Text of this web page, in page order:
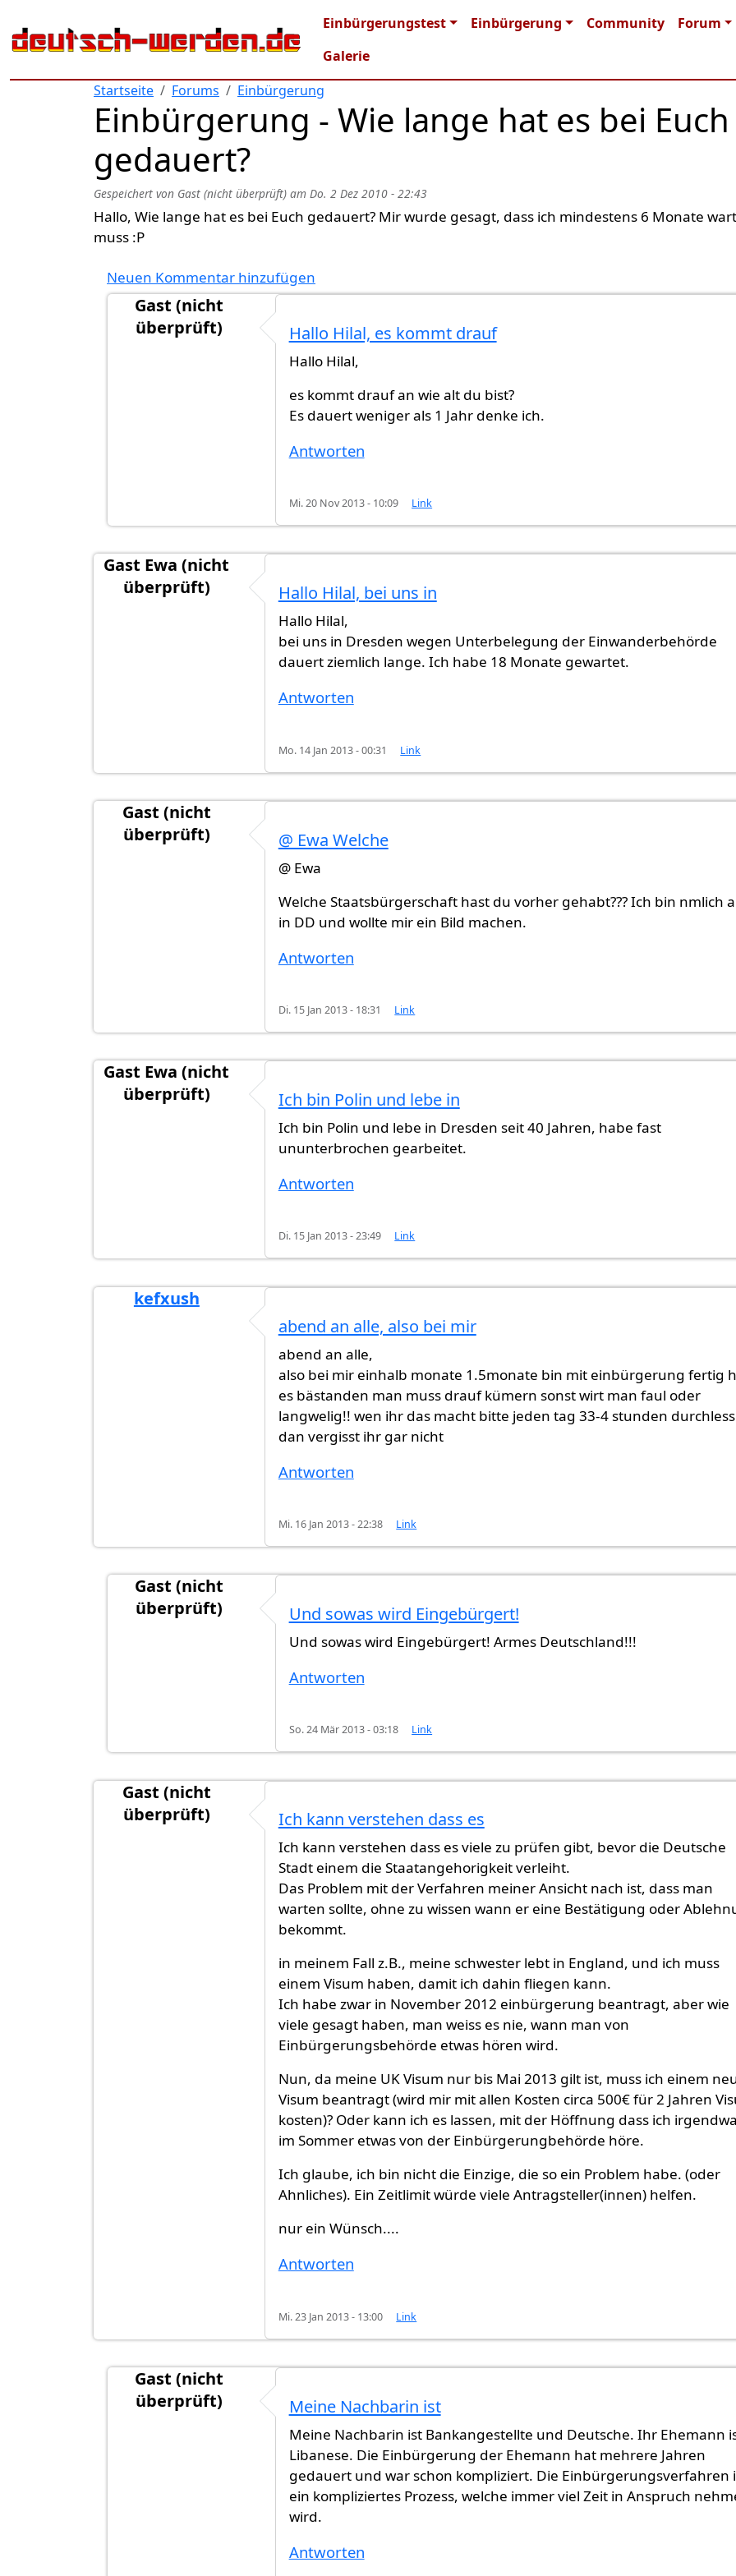
Main navigation
Einbürgerungstest Einbürgerung Community Forum
Galerie
Startseite
Forums Einbürgerung
Einbürgerung - Wie lange hat es bei Euch
gedauert?
Gespeichert von Gast (nicht überprüft) am Do. 2 Dez 2010 - 22:43
Hallo, Wie lange hat es bei Euch gedauert? Mir wurde gesagt, dass ich mindestens 6 Monate
muss :P
Neuen Kommentar hinzufügen
Gast (nicht
überprüft)
Hallo, werde demnaechst denvonGast (nicht überprüft)
Hallo Hilal, es kommt drauf
Hallo Hilal,
es kommt drauf an wie alt du bist?
Es dauert weniger als 1 Jahr denke ich.
Antworten
Mi. 20 Nov 2013 - 10:09 Link
Gast Ewa (nicht
überprüft)
Hallo Hilal, bei uns in
Hallo Hilal,
bei uns in Dresden wegen Unterbelegung der Einwanderbehörde
dauert ziemlich lange. Ich habe 18 Monate gewartet.
Antworten
Mo. 14 Jan 2013 - 00:31 Link
Gast (nicht
überprüft)
@ Ewa Welche
@ Ewa
Welche Staatsbürgerschaft hast du vorher gehabt??? Ich bin nmlich
in DD und wollte mir ein Bild machen.
Antworten
Di. 15 Jan 2013 - 18:31 Link
Gast Ewa (nicht
überprüft)
Ich bin Polin und lebe in
Ich bin Polin und lebe in Dresden seit 40 Jahren, habe fast
ununterbrochen gearbeitet.
Antworten
Di. 15 Jan 2013 - 23:49 Link
kefxush
abend an alle, also bei mir
abend an alle,
also bei mir einhalb monate 1.5monate bin mit einbürgerung fertig
es bästanden man muss drauf kümern sonst wirt man faul oder
langwelig!! wen ihr das macht bitte jeden tag 33-4 stunden
dan vergisst ihr gar nicht
Antworten
Mi. 16 Jan 2013 - 22:38 Link
Gast (nicht
überprüft)
abend an alle, also bei mirvonkefxush
Und sowas wird Eingebürgert!
Und sowas wird Eingebürgert! Armes Deutschland!!!
Antworten
So. 24 Mär 2013 - 03:18 Link
Gast (nicht
überprüft)
Ich kann verstehen dass es
Ich kann verstehen dass es viele zu prüfen gibt, bevor die Deutsche
Stadt einem die Staatangehorigkeit verleiht.
Das Problem mit der Verfahren meiner Ansicht nach ist, dass man
warten sollte, ohne zu wissen wann er eine Bestätigung oder
bekommt.
in meinem Fall z.B., meine schwester lebt in England, und ich muss
einem Visum haben, damit ich dahin fliegen kann.
Ich habe zwar in November 2012 einbürgerung beantragt, aber wie
viele gesagt haben, man weiss es nie, wann man von
Einbürgerungsbehörde etwas hören wird.
Nun, da meine UK Visum nur bis Mai 2013 gilt ist, muss ich einem
Visum beantragt (wird mir mit allen Kosten circa 500€ für 2 Jahren
kosten)? Oder kann ich es lassen, mit der Höffnung dass ich
im Sommer etwas von der Einbürgerungbehörde höre.
Ich glaube, ich bin nicht die Einzige, die so ein Problem habe. (oder
Ahnliches). Ein Zeitlimit würde viele Antragsteller(innen) helfen.
nur ein Wünsch....
Antworten
Mi. 23 Jan 2013 - 13:00 Link
Gast (nicht
überprüft)
Ich kann verstehen dass esvonGast (nicht überprüft)
Meine Nachbarin ist
Meine Nachbarin ist Bankangestellte und Deutsche. Ihr Ehemann
Libanese. Die Einbürgerung der Ehemann hat mehrere Jahren
gedauert und war schon kompliziert. Die Einbürgerungsverfahren
ein kompliziertes Prozess, welche immer viel Zeit in Anspruch
wird.
Antworten